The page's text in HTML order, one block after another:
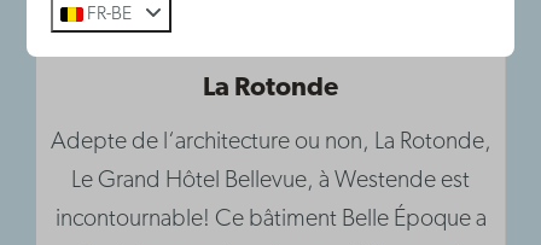
La Rotonde
Adepte de l‘architecture ou non, La Rotonde,
Le Grand Hôtel Bellevue, à Westende est
incontournable! Ce bâtiment Belle Époque a
FR-BE